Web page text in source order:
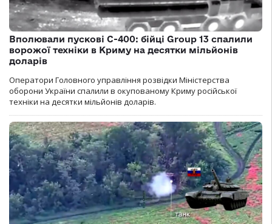
Вполювали пускові С-400: бійці Group 13 спалили
ворожої техніки в Криму на десятки мільйонів
доларів
Оператори Головного управління розвідки Міністерства
оборони України спалили в окупованому Криму російської
техніки на десятки мільйонів доларів.